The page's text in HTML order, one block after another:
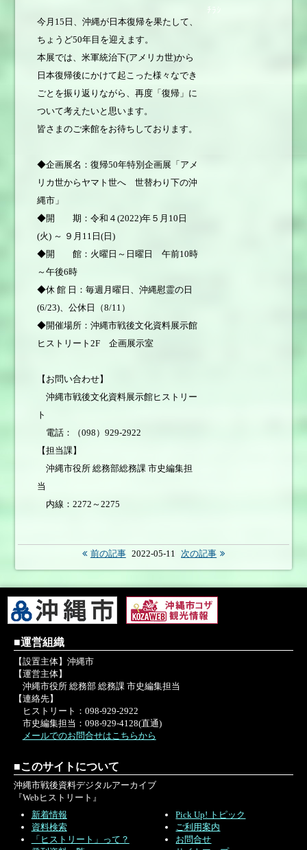
ﾁﾗｼ
今月15日、沖縄が日本復帰を果たして、
ちょうど50年目を迎えます。
本展では、米軍統治下(アメリカ世)から
日本復帰後にかけて起こった様々なでき
ごとを振り返りながら、再度「復帰」に
ついて考えたいと思います。
皆さまのご来館をお待ちしております。
◆企画展名：復帰50年特別企画展「アメ
リカ世からヤマト世へ 世替わり下の沖
縄市」
◆開 期：令和４(2022)年５月10日
(火) ～ ９月11日(日)
◆開 館：火曜日～日曜日 午前10時
～午後6時
◆休 館 日：毎週月曜日、沖縄慰霊の日
(6/23)、公休日（8/11）
◆開催場所：沖縄市戦後文化資料展示館
ヒストリート2F 企画展示室
【お問い合わせ】
沖縄市戦後文化資料展示館ヒストリー
ト
電話：（098）929-2922
【担当課】
沖縄市役所 総務部総務課 市史編集担
当
内線：2272～2275
前の記事 2022-05-11 次の記事
■運営組織
【設置主体】沖縄市
【運営主体】
沖縄市役所 総務部 総務課 市史編集担当
【連絡先】
ヒストリート：098-929-2922
市史編集担当：098-929-4128(直通)
メールでのお問合せはこちらから
■このサイトについて
沖縄市戦後資料デジタルアーカイブ
『Webヒストリート』
新着情報
資料検索
「ヒストリート」って？
Pick Up! トピック
ご利用案内
お問合せ